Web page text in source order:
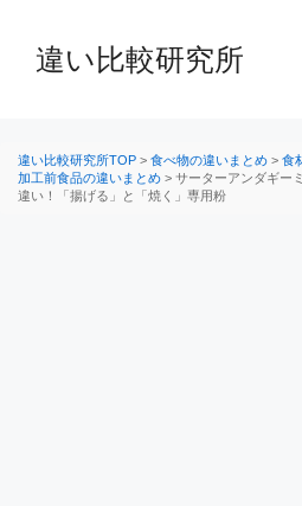
へ
ス
違い比較研究所
違い比較研究所TOP > 食べ物の違いまとめ > 食
加工前食品の違いまとめ > サーターアンダギー
違い！「揚げる」と「焼く」専用粉